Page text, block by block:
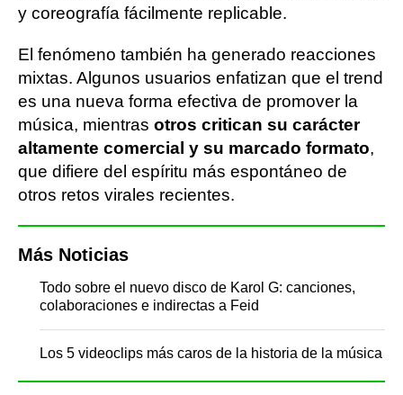
y coreografía fácilmente replicable.
El fenómeno también ha generado reacciones
mixtas. Algunos usuarios enfatizan que el trend
es una nueva forma efectiva de promover la
música, mientras otros critican su carácter
altamente comercial y su marcado formato,
que difiere del espíritu más espontáneo de
otros retos virales recientes.
Más Noticias
Todo sobre el nuevo disco de Karol G: canciones,
colaboraciones e indirectas a Feid
Los 5 videoclips más caros de la historia de la música